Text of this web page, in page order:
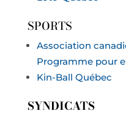
SPORTS
Association
Programme pour
Kin-Ball Québec
SYNDICATS